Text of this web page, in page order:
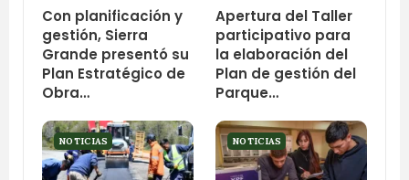
Con planificación y
gestión, Sierra
Grande presentó su
Plan Estratégico de
Obra…
Apertura del Taller
participativo para
la elaboración del
Plan de gestión del
Parque…
NOTICIAS NOTICIAS